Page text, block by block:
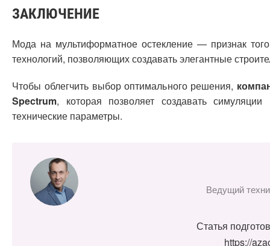
ЗАКЛЮЧЕНИЕ
Мода на мультиформатное остекление — признак
технологий, позволяющих создавать элегантные
Чтобы облегчить выбор оптимального решения,
Spectrum, которая позволяет создавать
технические параметры.
Ведущий
Статья
https://